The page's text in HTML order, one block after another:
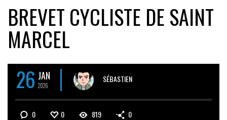
BREVET CYCLISTE DE SAINT
MARCEL
26 JAN
2026
SÉBASTIEN
0 0 819 0